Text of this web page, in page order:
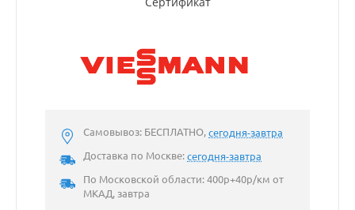
Самовывоз: БЕСПЛАТНО,сегодня-завтра
Доставка по Москве:сегодня-завтра
По Московской области: 400р+40р/км от
МКАД, завтра